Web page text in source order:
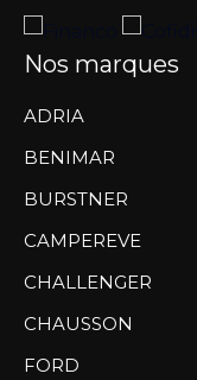
Nos marques
ADRIA
BENIMAR
BURSTNER
CAMPEREVE
CHALLENGER
CHAUSSON
FORD